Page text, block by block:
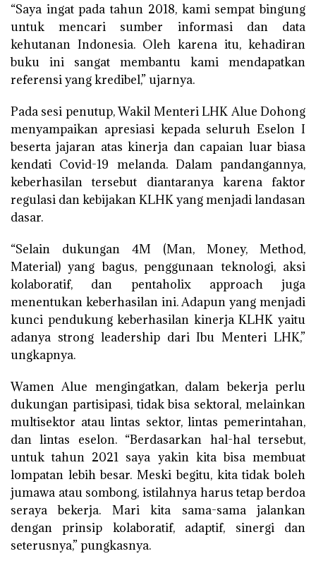
“Saya ingat pada tahun 2018, kami sempat bingung
untuk mencari sumber informasi dan data
kehutanan Indonesia. Oleh karena itu, kehadiran
buku ini sangat membantu kami mendapatkan
referensi yang kredibel,” ujarnya.
Pada sesi penutup, Wakil Menteri LHK Alue Dohong
menyampaikan apresiasi kepada seluruh Eselon I
beserta jajaran atas kinerja dan capaian luar biasa
kendati Covid-19 melanda. Dalam pandangannya,
keberhasilan tersebut diantaranya karena faktor
regulasi dan kebijakan KLHK yang menjadi landasan
dasar.
“Selain dukungan 4M (Man, Money, Method,
Material) yang bagus, penggunaan teknologi, aksi
kolaboratif, dan pentaholix approach juga
menentukan keberhasilan ini. Adapun yang menjadi
kunci pendukung keberhasilan kinerja KLHK yaitu
adanya strong leadership dari Ibu Menteri LHK,”
ungkapnya.
Wamen Alue mengingatkan, dalam bekerja perlu
dukungan partisipasi, tidak bisa sektoral, melainkan
multisektor atau lintas sektor, lintas pemerintahan,
dan lintas eselon. “Berdasarkan hal-hal tersebut,
untuk tahun 2021 saya yakin kita bisa membuat
lompatan lebih besar. Meski begitu, kita tidak boleh
jumawa atau sombong, istilahnya harus tetap berdoa
seraya bekerja. Mari kita sama-sama jalankan
dengan prinsip kolaboratif, adaptif, sinergi dan
seterusnya,” pungkasnya.